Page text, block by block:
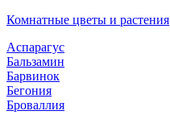
Комнатные цветы и растения
Аспарагус
Бальзамин
Барвинок
Бегония
Броваллия